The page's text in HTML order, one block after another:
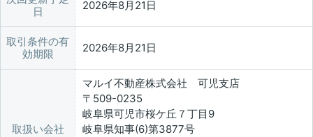
日
2026年8月21日
取引条件の有
効期限
2026年8月21日
取扱い会社
マルイ不動産株式会社 可児支店
〒509-0235
岐阜県可児市桜ケ丘７丁目9
岐阜県知事(6)第3877号